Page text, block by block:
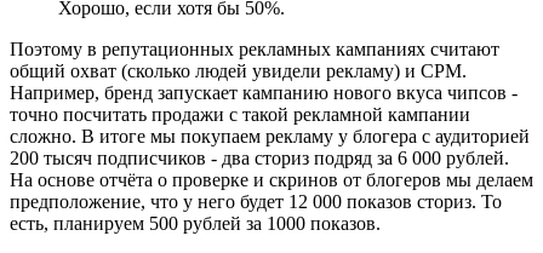
Хорошо, если хотя бы 50%.
Поэтому в репутационных рекламных кампаниях считают
общий охват (сколько людей увидели рекламу) и CPM.
Например, бренд запускает кампанию нового вкуса чипсов -
точно посчитать продажи с такой рекламной кампании
сложно. В итоге мы покупаем рекламу у блогера с аудиторией
200 тысяч подписчиков - два сториз подряд за 6 000 рублей.
На основе отчёта о проверке и скринов от блогеров мы делаем
предположение, что у него будет 12 000 показов сториз. То
есть, планируем 500 рублей за 1000 показов.